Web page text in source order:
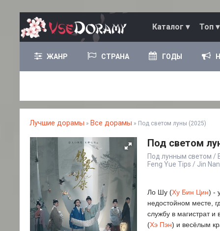
Каталог ▾ Топ ▾
ЖАНР СТРАНА ГОДЫ
Лучшие дорамы » Все дорамы » Под светом луны (2025)
Под светом
Под лунным светом /
Feng Yue Tips / Jin
Ло Шу (Ху Бин Цин) -
недостойном месте,
службу в магистрат
(Хэ Пэн) и весёлым